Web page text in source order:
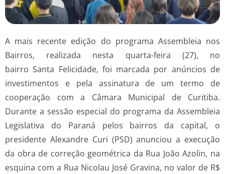
A mais recente edição do programa Assembleia nos
Bairros, realizada nesta quarta-feira (27), no
bairro Santa Felicidade, foi marcada por anúncios de
investimentos e pela assinatura de um termo de
cooperação com a Câmara Municipal de Curitiba.
Durante a sessão especial do programa da Assembleia
Legislativa do Paraná pelos bairros da capital, o
presidente Alexandre Curi (PSD) anunciou a execução
da obra de correção geométrica da Rua João Azolin, na
esquina com a Rua Nicolau José Gravina, no valor de R$